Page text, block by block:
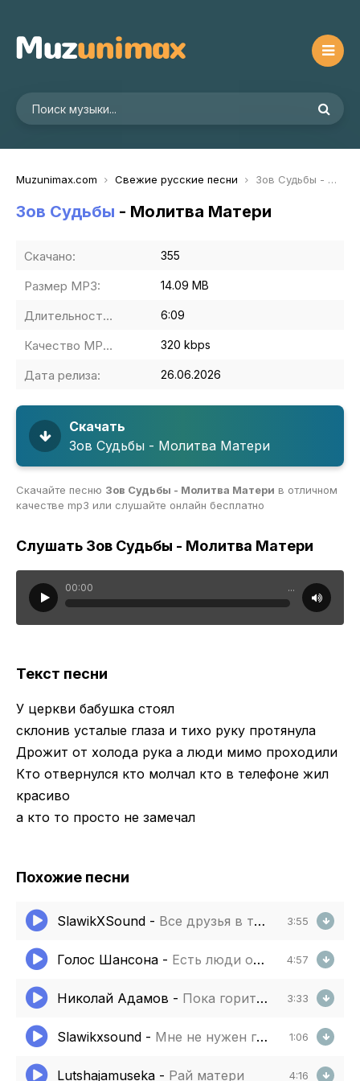
Muzunimax.com Свежие русские песни Зов Судьбы - Молитва Матери
Зов Судьбы - Молитва Матери
Скачано: 355
Размер MP3: 14.09 MB
Длительность MP3: 6:09
Качество MP3: 320 kbps
Дата релиза: 26.06.2026
Скачать
Зов Судьбы - Молитва Матери
Скачайте песню Зов Судьбы - Молитва Матери в отличном
качестве mp3 или слушайте онлайн бесплатно
Слушать Зов Судьбы - Молитва Матери
00:00 ...
Текст песни
У церкви бабушка стоял
склонив усталые глаза и тихо руку протянула
Дрожит от холода рука а люди мимо проходили
Кто отвернулся кто молчал кто в телефоне жил
красиво
а кто то просто не замечал
Похожие песни
SlawikXSound - Все друзья в телефоне 3:55
Голос Шансона - Есть люди океан а есть просто лужи 4:57
Николай Адамов - Пока горит огонь 3:33
Slawikxsound - Мне не нужен глянец 1:06
Lutshajamuseka - Рай матери 4:16